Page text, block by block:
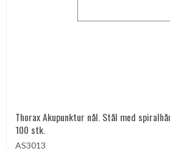
Thorax Akupunktur nål. Stål med
100 stk.
AS3013